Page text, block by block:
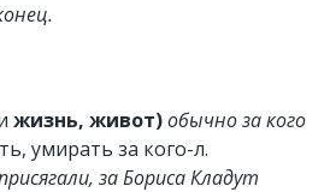
жизнь, живот)обычно за кого
умирать за кого-л.
за Бориса Кладут